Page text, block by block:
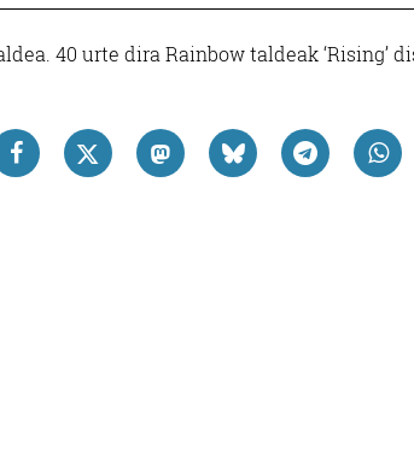
40 urte dira Rainbow taldeak ‘Rising’